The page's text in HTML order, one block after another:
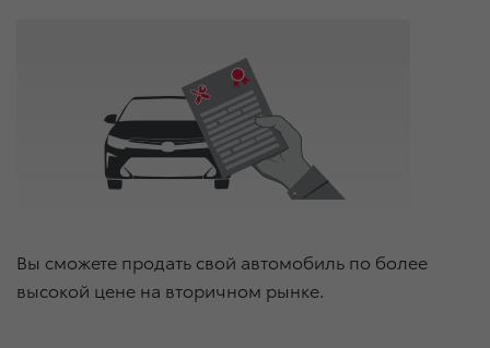
Вы сможете продать свой автомобиль по более
высокой цене на вторичном рынке.